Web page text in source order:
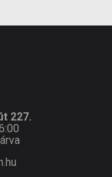
227.